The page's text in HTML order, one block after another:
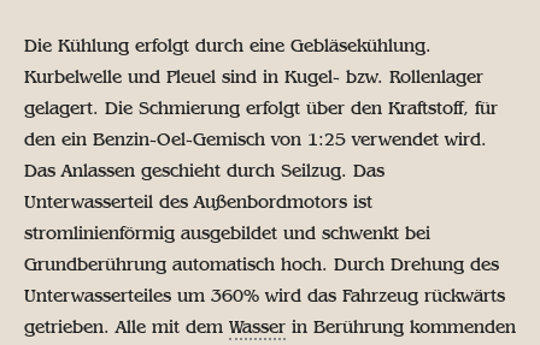
Die Kühlung erfolgt durch eine Gebläsekühlung.
Kurbelwelle und Pleuel sind in Kugel- bzw. Rollenlager
gelagert. Die Schmierung erfolgt über den Kraftstoff, für
den ein Benzin-Oel-Gemisch von 1:25 verwendet wird.
Das Anlassen geschieht durch Seilzug. Das
Unterwasserteil des Außenbordmotors ist
stromlinienförmig ausgebildet und schwenkt bei
Grundberührung automatisch hoch. Durch Drehung des
Unterwasserteiles um 360% wird das Fahrzeug rückwärts
getrieben. Alle mit dem Wasser in Berührung kommenden